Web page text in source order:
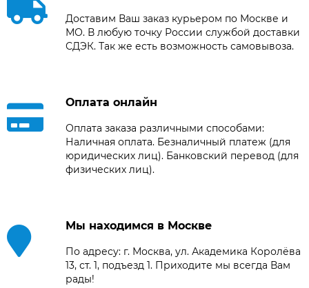
Доставим Ваш заказ курьером по Москве и
МО. В любую точку России службой доставки
СДЭК. Так же есть возможность самовывоза.
Оплата онлайн
Оплата заказа различными способами:
Наличная оплата. Безналичный платеж (для
юридических лиц). Банковский перевод (для
физических лиц).
Мы находимся в Москве
По адресу: г. Москва, ул. Академика Королёва
13, ст. 1, подъезд 1. Приходите мы всегда Вам
рады!